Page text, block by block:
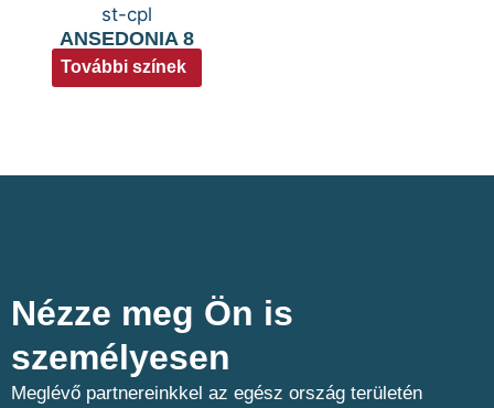
ANSEDONIA 8
További színek
Nézze meg Ön is
személyesen​
Meglévő partnereinkkel az egész ország területén